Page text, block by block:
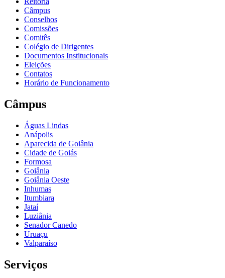
Câmpus
Conselhos
Comissões
Comitês
Colégio de Dirigentes
Documentos Institucionais
Eleições
Contatos
Horário de Funcionamento
Câmpus
Águas Lindas
Anápolis
Aparecida de Goiânia
Cidade de Goiás
Formosa
Goiânia
Goiânia Oeste
Inhumas
Itumbiara
Jataí
Luziânia
Senador Canedo
Uruaçu
Valparaíso
Serviços